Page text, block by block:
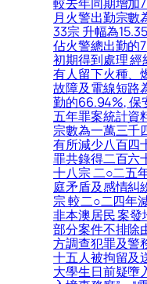
月火警出勤宗數
33宗 升幅為
佔火警總出勤的
初期得到處理 經
有人留下火種、
故障及電線短路
勤的66.94%, 保
五年罪案統計資
宗數為一萬三千
有所減少八百四
罪共錄得二百六
十八宗 二○二五
庭矛盾及感情糾
宗 較二○二四年
非本澳居民 案
部分案件不排除
方調查犯罪及警
十五人被拘留及
大學生日前疑墮